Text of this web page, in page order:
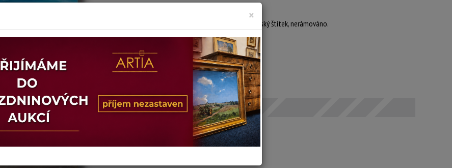
(1940)
signováno a datováno vpravo dole, na reversu autorský štítek, nerámováno.
Technika: olej na plátně, datace: 2014
Šířka: 40 cm, výška: 40 cm, rámování: nerámováno
Stav: dobrý
13.01.2026 20:44 SEČ
Dosažená cena:neprodáno
×